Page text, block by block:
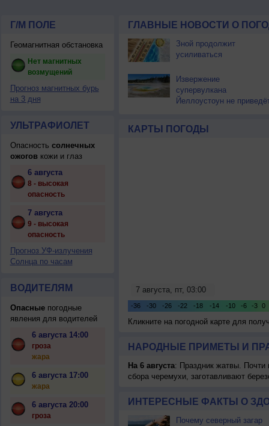
Г/М ПОЛЕ
Геомагнитная обстановка
Нет магнитных
возмущений
Прогноз магнитных бурь
на 3 дня
УЛЬТРАФИОЛЕТ
Опасность солнечных
ожоговкожи и глаз
6 августа
8 - высокая
опасность
7 августа
9 - высокая
опасность
Прогноз УФ-излучения
Солнца по часам
ВОДИТЕЛЯМ
Опасныепогодные
явления для водителей
6 августа 14:00
гроза
жара
6 августа 17:00
жара
6 августа 20:00
гроза
ГЛАВНЫЕ НОВОСТИ О
Зной продолжит
усиливаться
Извержение
супервулкана
Йеллоустоун не
КАРТЫ ПОГОДЫ
Кликните на погодной карте для
НАРОДНЫЕ ПРИМЕТЫ И
На 6 августа: Праздник жатвы. Почти
сбора черемухи, заготавливают
ИНТЕРЕСНЫЕ ФАКТЫ О
Почему северный загар